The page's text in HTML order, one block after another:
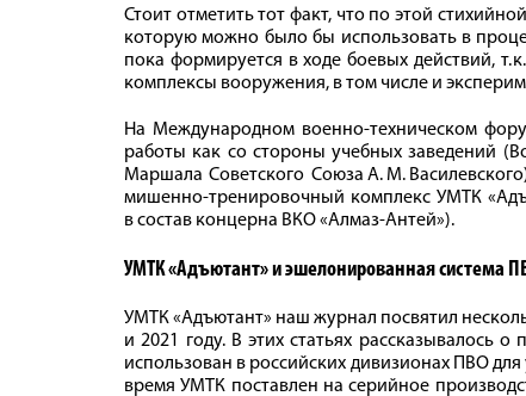
Стоит отметить тот факт, что по этой
которую можно было бы использовать в
пока формируется в ходе боевых действий,
комплексы вооружения, в том числе и
На Международном военно-техническом
работы как со стороны учебных заведений
Маршала Советского Союза А. М.
мишенно-тренировочный комплекс УМТК
в состав концерна ВКО «Алмаз-Антей»).
УМТК «Адъютант» и эшелонированная система
УМТК «Адъютант» наш журнал посвятил
и 2021 году. В этих статьях рассказывалось
использован в российских дивизионах ПВО
время УМТК поставлен на серийное